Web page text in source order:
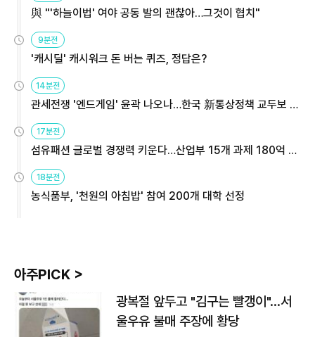
與 "'하늘이법' 여야 공동 발의 괜찮아…그것이 협치"
9분전
'캐시딜' 캐시워크 돈 버는 퀴즈, 정답은?
14분전
관세전쟁 '엔드게임' 윤곽 나오나…한국 新통상정책 교두보 활
17분전
섬유패션 글로벌 경쟁력 키운다…산업부 15개 과제 180억 지
18분전
농식품부, '천원의 아침밥' 참여 200개 대학 선정
아주PICK >
광복절 앞두고 "김구는 빨갱이"…서
울우유 불매 주장에 황당